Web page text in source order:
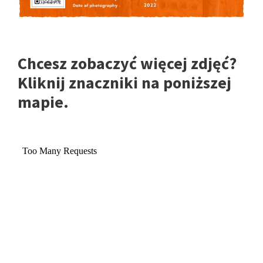
Chcesz zobaczyć więcej zdjęć?
Kliknij znaczniki na poniższej
mapie.